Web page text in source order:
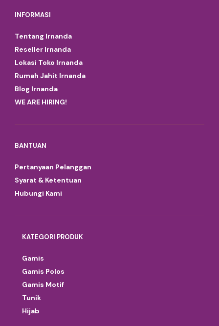
INFORMASI
Tentang Irnanda
Reseller Irnanda
Lokasi Toko Irnanda
Rumah Jahit Irnanda
Blog Irnanda
WE ARE HIRING!
BANTUAN
Pertanyaan Pelanggan
Syarat & Ketentuan
Hubungi Kami
KATEGORI PRODUK
Gamis
Gamis Polos
Gamis Motif
Tunik
Hijab